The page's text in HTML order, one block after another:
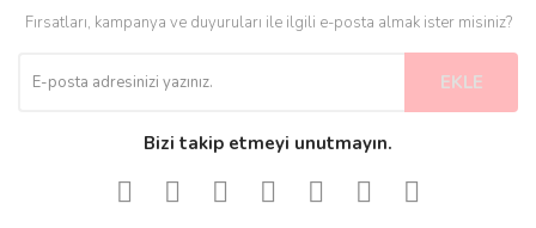
Fırsatları, kampanya ve duyuruları ile ilgili e-posta almak ister misiniz?
EKLE
Bizi takip etmeyi unutmayın.